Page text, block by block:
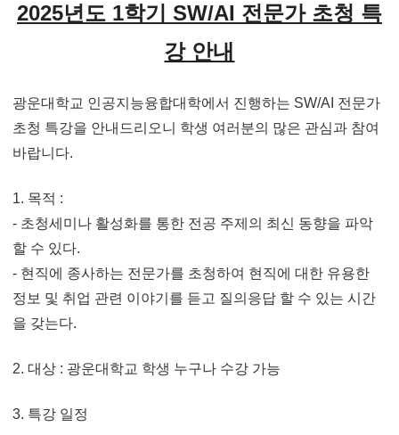
2025년도 1학기 SW/AI 전문가 초청 특
강 안내
광운대학교 인공지능융합대학에서 진행하는 SW/AI 전문가
초청 특강을 안내드리오니 학생 여러분의 많은 관심과 참여
바랍니다.
1. 목적 :
- 초청세미나 활성화를 통한 전공 주제의 최신 동향을 파악
할 수 있다.
- 현직에 종사하는 전문가를 초청하여 현직에 대한 유용한
정보 및 취업 관련 이야기를 듣고 질의응답 할 수 있는 시간
을 갖는다.
2. 대상 : 광운대학교 학생 누구나 수강 가능
3. 특강 일정